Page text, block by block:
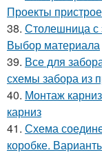
Проекты
38. Столешница с
Выбор материала
39. Все для
схемы забора из
40. Монтаж
карниз
41. Схема
коробке.